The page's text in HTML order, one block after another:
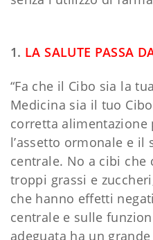
1. LA SALUTE PASSA
“Fa che il Cibo sia la
Medicina sia il tuo
corretta
l’assetto ormonale e il
centrale. No a cibi che
troppi grassi e
che hanno effetti
centrale e sulle
adeguata ha un